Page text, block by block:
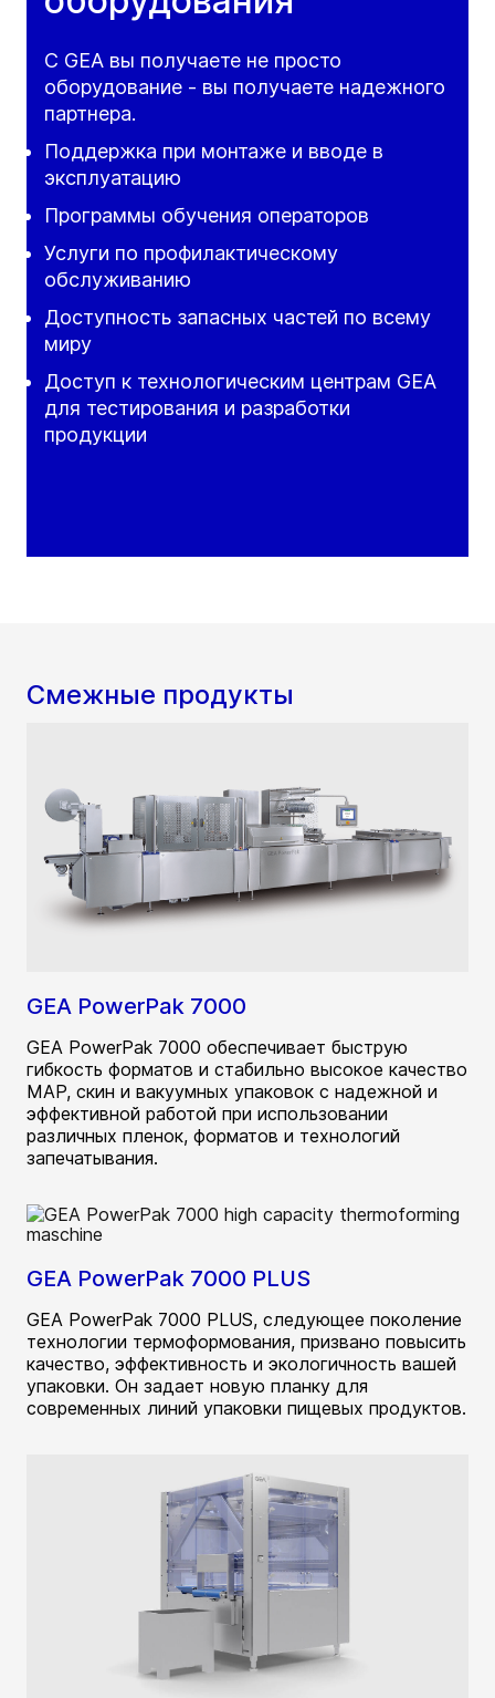
С GEA вы получаете не просто
оборудование - вы получаете надежного
партнера.
Поддержка при монтаже и вводе в
эксплуатацию
Программы обучения операторов
Услуги по профилактическому
обслуживанию
Доступность запасных частей по всему
миру
Доступ к технологическим центрам GEA
для тестирования и разработки
продукции
Смежные продукты
GEA PowerPak 7000
GEA PowerPak 7000 обеспечивает быструю
гибкость форматов и стабильно высокое качество
MAP, скин и вакуумных упаковок с надежной и
эффективной работой при использовании
различных пленок, форматов и технологий
запечатывания.
GEA PowerPak 7000 PLUS
GEA PowerPak 7000 PLUS, следующее поколение
технологии термоформования, призвано повысить
качество, эффективность и экологичность вашей
упаковки. Он задает новую планку для
современных линий упаковки пищевых продуктов.